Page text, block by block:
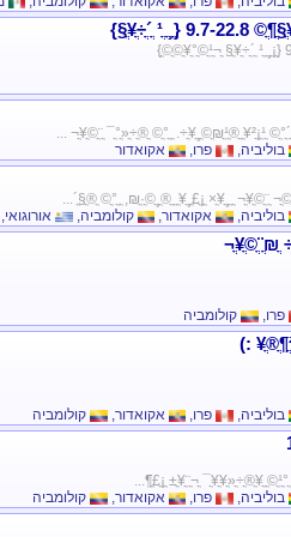
בוליביה, פרו, אקואדור
בוליביה, אקואדור, קולומביה, אורוגואי,
פרו, קולומביה
בוליביה, פרו, אקואדור, קולומביה
בוליביה, פרו, אקואדור, קולומביה